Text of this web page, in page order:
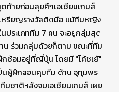
ท้ายก่อนลุยศึกเอเชียนเกมส์
หรียญรางวัลติดมือ แม้ทีมหญิง
ประเภททีม 7 คน จะอยู่กลุ่มสุด
น ร่วมกลุ่มด้วยก็ตาม ขณะที่ทีม
ซ้อมอยู่ที่ญี่ปุ่น โดยมี "โค้ชเย้"
นผู้ฝึกสอนคุมทีม ด้าน อุทุมพร
ชาติหลังจบเอเชียนเกมส์ เผย